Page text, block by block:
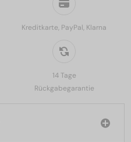
Kreditkarte, PayPal, Klarna
14 Tage
Rückgabegarantie